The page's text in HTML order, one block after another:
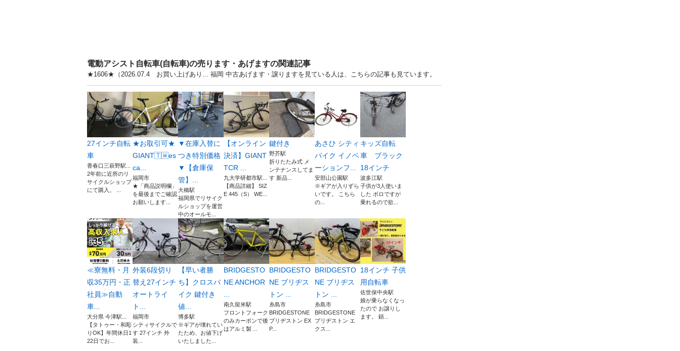
電動アシスト自転車(自転車)の売ります・あげますの関連記事
★1606★（2026.07.4 お買い上げあり... 福岡 中古あげます・譲りますを見ている人は、こちらの記事も見ています。
27インチ自転
車
香春口三萩野駅...
2年前に近所のリ
サイクルショップ
にて購入。 ...
★お取引可★
GIANT🇹🇼es
ca...
福岡市
★「商品説明欄」
を最後までご確認
お願いします...
▼在庫入替に
つき特別価格
▼【倉庫保
管】...
大橋駅
福岡県でリサイク
ルショップを運営
中のオールモ...
【オンライン
決済】GIANT
TCR ...
九大学研都市駅...
【商品詳細】 SIZ
E 445（S） WE...
鍵付き
野芥駅
折りたたみ式 メ
ンテナンスしてま
す 新品...
あさひ シティ
バイク イノベ
ーションフ...
安部山公園駅
※ギアが入りずら
いです。 こちら
の...
キッズ自転
車 ブラック
18インチ
波多江駅
子供が3人使いま
した ボロですが
乗れるので欲...
≪寮無料・月
収35万円・正
社員≫自動
車...
大分県 今津駅...
【タトゥー・和彫
りOK】年間休日1
22日でお...
外装6段切り
替え27インチ
オートライ
ト...
福岡市
シティサイクルで
す 27インチ 外
装...
【早い者勝
ち】クロスバ
イク 鍵付き
値...
博多駅
※ギアが壊れてい
たため、お値下げ
いたしました...
BRIDGESTO
NE ANCHOR
南久留米駅
フロントフォーク
のみカーボンで後
はアルミ製 ...
BRIDGESTO
NE ブリヂス
トン ...
糸島市
BRIDGESTONE
ブリヂストン EX
P...
BRIDGESTO
NE ブリヂス
トン ...
糸島市
BRIDGESTONE
ブリヂストン エ
クス...
18インチ 子供
用自転車
佐世保中央駅
娘が乗らなくなっ
たので お譲りし
ます。 錆...